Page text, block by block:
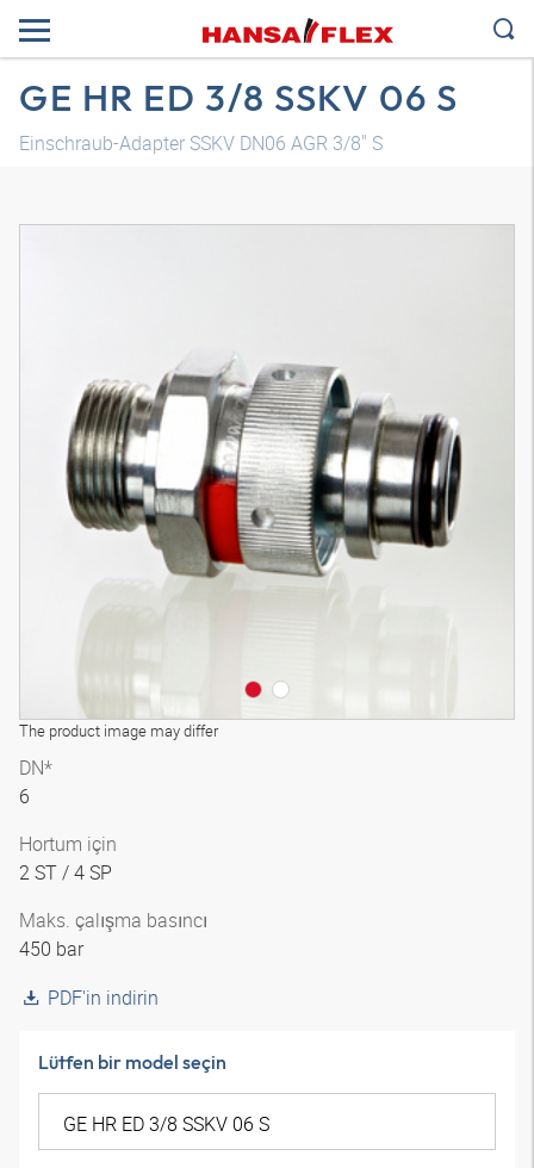
GE HR ED 3/8 SSKV 06 S
Einschraub-Adapter SSKV DN06 AGR 3/8" S
The product image may differ
DN*
6
Hortum için
2 ST / 4 SP
Maks. çalışma basıncı
450 bar
PDF'in indirin
Lütfen bir model seçin